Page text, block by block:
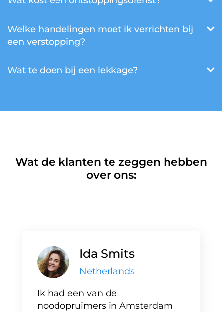
Welke handelingen moet ik verrichten bij
een verstopping?
Wat te doen bij een lekkage?
Wat de klanten te zeggen hebben
over ons:
Ida Smits
Netherlands
Ik had een van de
noodopruimers in Amsterdam